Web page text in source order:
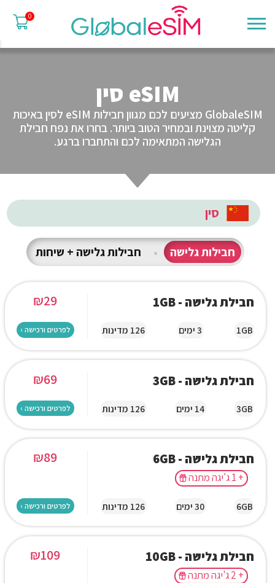
0
eSIM סין
GlobaleSIM מציעים לכם מגוון חבילות eSIM לסין באיכות
קליטה מצוינת ובמחיר הטוב ביותר. בחרו את נפח חבילת
הגלישה המתאימה לכם והתחברו ברגע.
סין
חבילות גלישה • חבילות גלישה + שיחות
חבילת גלישה - 1GB
1GB 3 ימים 126 מדינות
₪29
לפרטים ורכישה ›
חבילת גלישה - 3GB
3GB 14 ימים 126 מדינות
₪69
לפרטים ורכישה ›
חבילת גלישה - 6GB
+ 1 ג'יגה מתנה
6GB 30 ימים 126 מדינות
₪89
לפרטים ורכישה ›
חבילת גלישה - 10GB
+ 2 ג'יגה מתנה
₪109